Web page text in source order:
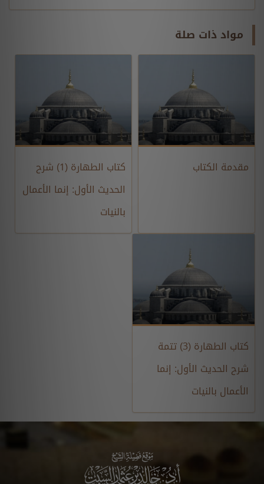
مواد ذات صلة
مقدمة الكتاب
كتاب الطهارة (1) شرح
الحديث الأول: إنما الأعمال
بالنيات
كتاب الطهارة (3) تتمة
شرح الحديث الأول: إنما
الأعمال بالنيات